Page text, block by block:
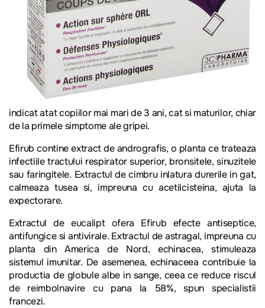
indicat atat copiilor mai mari de 3 ani, cat si maturilor, chiar
de la primele simptome ale gripei.
Efirub contine extract de andrografis, o planta ce trateaza
infectiile tractului respirator superior, bronsitele, sinuzitele
sau faringitele. Extractul de cimbru inlatura durerile in gat,
calmeaza tusea si, impreuna cu acetilcisteina, ajuta la
expectorare.
Extractul de eucalipt ofera Efirub efecte antiseptice,
antifungice si antivirale. Extractul de astragal, impreuna cu
planta din America de Nord, echinacea, stimuleaza
sistemul imunitar. De asemenea, echinaceea contribuie la
productia de globule albe in sange, ceea ce reduce riscul
de reimbolnavire cu pana la 58%, spun specialistii
francezi.